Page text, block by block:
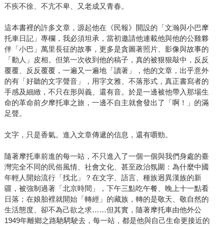
不疾不徐、不亢不卑、又老成又青春。
這本書裡的許多文章，源起他在《民報》開設的「文瀚與小巴摩
托車日記」專欄，我必須坦承，當初邀請他連載他與他的公雞夥
伴「小巴」萬里長征的故事，更多是貪圖著照片、影像與故事的
「動人」皮相。但第一次收到他的稿子，真的被狠狠敲中，反反
覆覆、反反覆覆，一遍又一遍地「讀著」，他的文章，出乎意外
的有「好聽的文字聲音」，用字文雅、不落形式，真正書寫者的
手感及細緻，不只在形與義、還有音。於是一邊被他帶入那場生
命的革命前夕摩托車之旅，一邊不自主就會發出了「啊！」的滿
足聲。
文字，只是香氣。進入文章傳遞的信息，還有嚼勁。
隨著摩托車前進的每一站，不只進入了一個一個與我們身處的臺
灣完全不同的民俗風情、社會文化、甚至政治氛圍：為什麼中國
年輕人開始流行「找北」？在文字、語言、種族迥異漢族的新
疆，被強制過著「北京時間」，下午三點吃午餐、晚上十一點看
日落；在娘胎裡就開始「轉經」的藏族，轉的是敬天、敬自然的
生活態度、卻不為己欲之求……但其實，隨著摩托車由他外公
1949年離鄉之路馳騁駛去，每一站，都是他與自己生命更接近的